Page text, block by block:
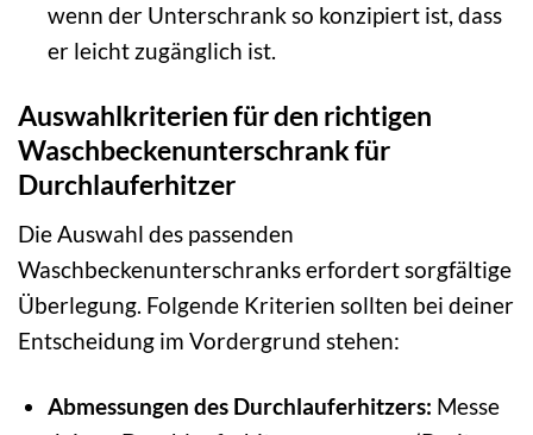
wenn der Unterschrank so konzipiert ist, dass
er leicht zugänglich ist.
Auswahlkriterien für den richtigen
Waschbeckenunterschrank für
Durchlauferhitzer
Die Auswahl des passenden
Waschbeckenunterschranks erfordert sorgfältige
Überlegung. Folgende Kriterien sollten bei deiner
Entscheidung im Vordergrund stehen:
Abmessungen des Durchlauferhitzers: Messe